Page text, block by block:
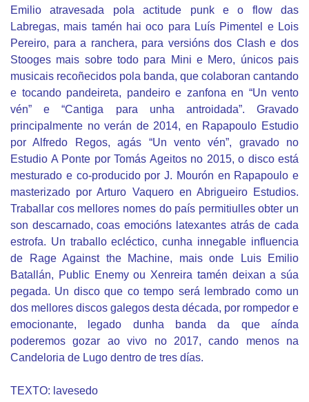
Emilio atravesada pola actitude punk e o flow das
Labregas, mais tamén hai oco para Luís Pimentel e Lois
Pereiro, para a ranchera, para versións dos Clash e dos
Stooges mais sobre todo para Mini e Mero, únicos pais
musicais recoñecidos pola banda, que colaboran cantando
e tocando pandeireta, pandeiro e zanfona en “Un vento
vén” e “Cantiga para unha antroidada”. Gravado
principalmente no verán de 2014, en Rapapoulo Estudio
por Alfredo Regos, agás “Un vento vén”, gravado no
Estudio A Ponte por Tomás Ageitos no 2015, o disco está
mesturado e co-producido por J. Mourón en Rapapoulo e
masterizado por Arturo Vaquero en Abrigueiro Estudios.
Traballar cos mellores nomes do país permitiulles obter un
son descarnado, coas emocións latexantes atrás de cada
estrofa. Un traballo ecléctico, cunha innegable influencia
de Rage Against the Machine, mais onde Luis Emilio
Batallán, Public Enemy ou Xenreira tamén deixan a súa
pegada. Un disco que co tempo será lembrado como un
dos mellores discos galegos desta década, por rompedor e
emocionante, legado dunha banda da que aínda
poderemos gozar ao vivo no 2017, cando menos na
Candeloria de Lugo dentro de tres días.
TEXTO: lavesedo